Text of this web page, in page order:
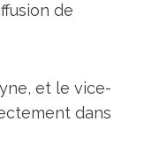
de
et le vice-
dans